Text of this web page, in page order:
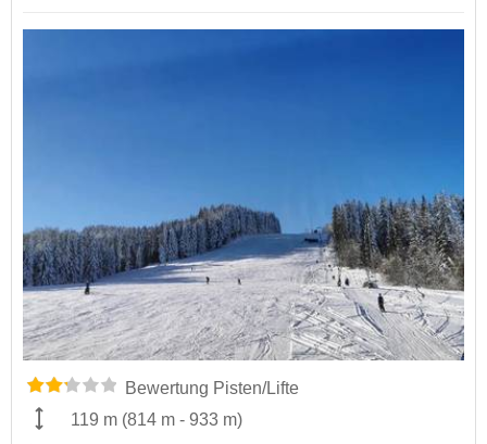
Bewertung Pisten/Lifte
119 m (814 m - 933 m)